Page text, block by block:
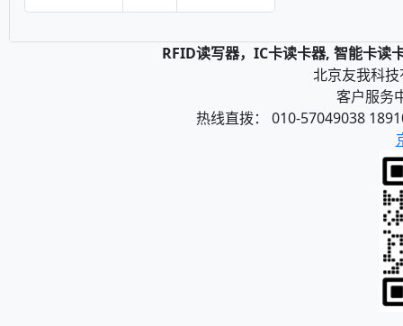
RFID读写器，IC卡读卡器, 智能卡读
北京友我科
客户服务
热线直拨： 010-57049038